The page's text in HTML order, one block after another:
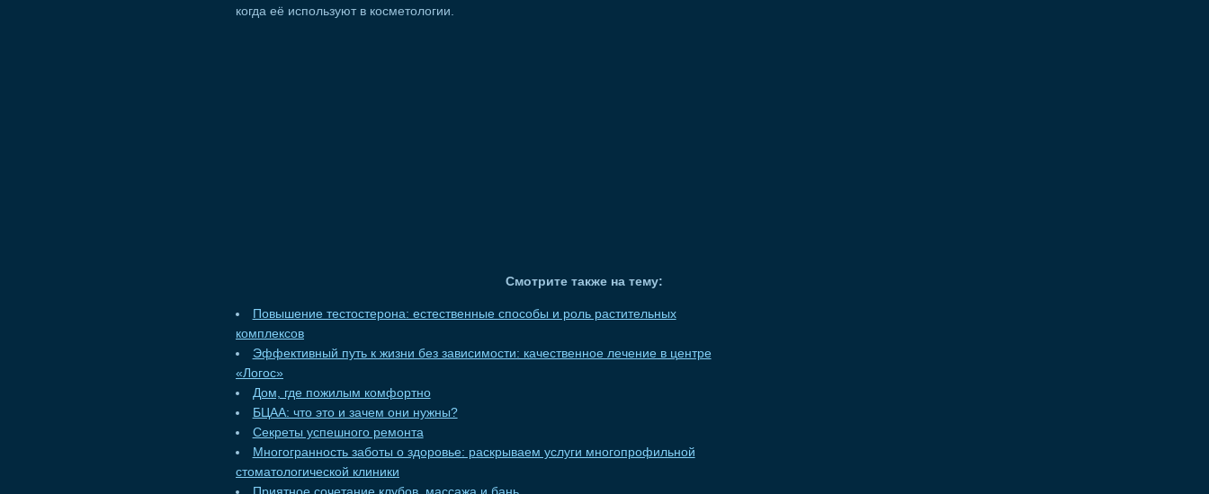
когда её используют в косметологии.
Смотрите также на тему:
Повышение тестостерона: естественные способы и роль растительных
комплексов
Эффективный путь к жизни без зависимости: качественное лечение в центре
«Логос»
Дом, где пожилым комфортно
БЦАА: что это и зачем они нужны?
Секреты успешного ремонта
Многогранность заботы о здоровье: раскрываем услуги многопрофильной
стоматологической клиники